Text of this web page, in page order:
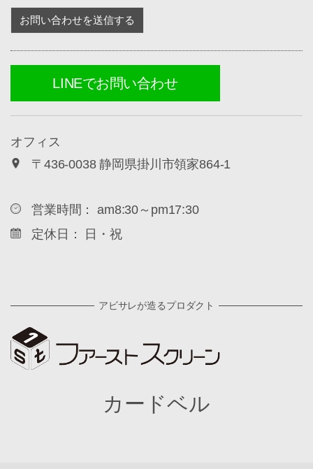
LINEでお問い合わせ
オフィス
〒436-0038 静岡県掛川市領家864-1
営業時間： am8:30～pm17:30
定休日： 日・祝
アビサレが造るプロダクト
カードベル